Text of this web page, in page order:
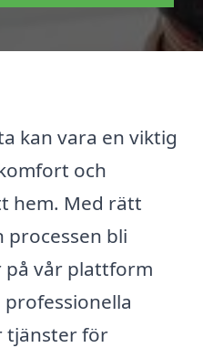
kan vara en viktig
och
hem. Med rätt
processen bli
på vår plattform
tjänster för